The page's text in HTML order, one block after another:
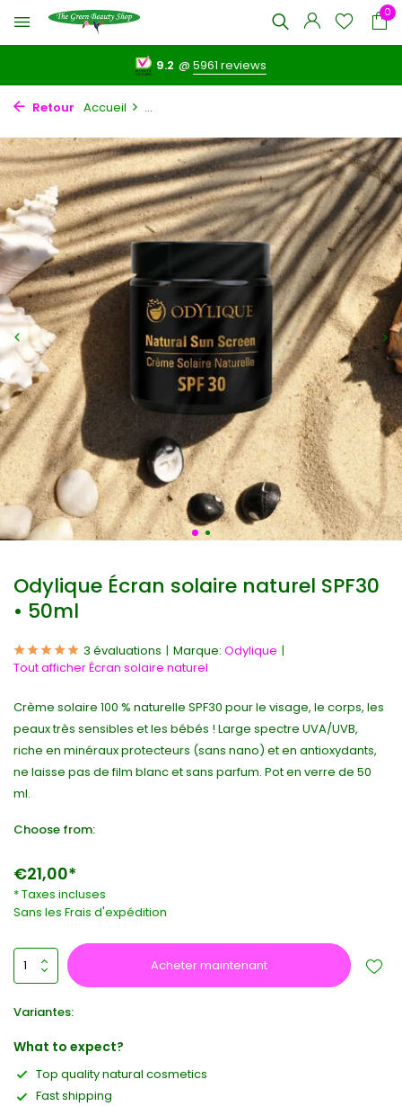
0
9.2 @5961 reviews
Retour Accueil ...
Odylique Écran solaire naturel SPF30
• 50ml
3 évaluations Marque: Odylique
Tout afficher Écran solaire naturel
Crème solaire 100 % naturelle SPF30 pour le visage, le corps, les
peaux très sensibles et les bébés ! Large spectre UVA/UVB,
riche en minéraux protecteurs (sans nano) et en antioxydants,
ne laisse pas de film blanc et sans parfum. Pot en verre de 50
ml.
Choose from:
€21,00*
* Taxes incluses
Sans les Frais d'expédition
Acheter maintenant
Variantes:
What to expect?
Top quality natural cosmetics
Fast shipping